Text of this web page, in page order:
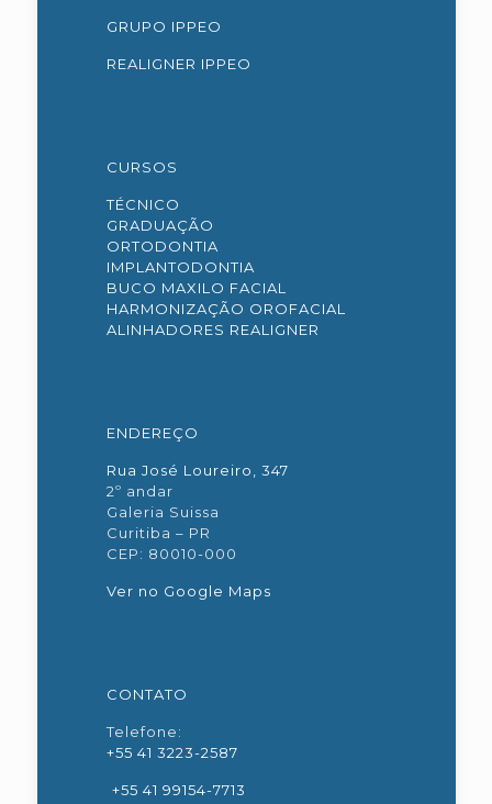
GRUPO IPPEO
REALIGNER IPPEO
CURSOS
TÉCNICO
GRADUAÇÃO
ORTODONTIA
IMPLANTODONTIA
BUCO MAXILO FACIAL
HARMONIZAÇÃO OROFACIAL
ALINHADORES REALIGNER
ENDEREÇO
Rua José Loureiro, 347
2º andar
Galeria Suissa
Curitiba – PR
CEP: 80010-000
Ver no Google Maps
CONTATO
Telefone:
+55 41 3223-2587
+55 41 99154-7713